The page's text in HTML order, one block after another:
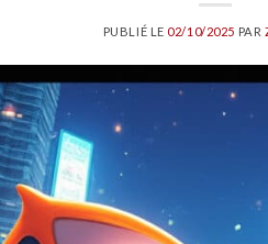
PUBLIÉ LE 02/10/2025 PAR